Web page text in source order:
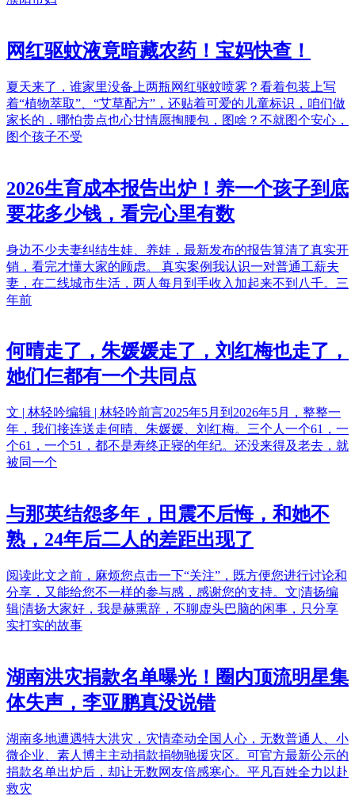
网红驱蚊液竟暗藏农药！宝妈快查！
夏天来了，谁家里没备上两瓶网红驱蚊喷雾？看着包装上写
着“植物萃取”、“艾草配方”，还贴着可爱的儿童标识，咱们做
家长的，哪怕贵点也心甘情愿掏腰包，图啥？不就图个安心，
图个孩子不受
2026生育成本报告出炉！养一个孩子到底
要花多少钱，看完心里有数
身边不少夫妻纠结生娃、养娃，最新发布的报告算清了真实开
销，看完才懂大家的顾虑。 真实案例我认识一对普通工薪夫
妻，在二线城市生活，两人每月到手收入加起来不到八千。三
年前
何晴走了，朱媛媛走了，刘红梅也走了，
她们仨都有一个共同点
文 | 林轻吟编辑 | 林轻吟前言2025年5月到2026年5月，整整一
年，我们接连送走何晴、朱媛媛、刘红梅。三个人一个61，一
个61，一个51，都不是寿终正寝的年纪。还没来得及老去，就
被同一个
与那英结怨多年，田震不后悔，和她不
熟，24年后二人的差距出现了
阅读此文之前，麻烦您点击一下“关注”，既方便您进行讨论和
分享，又能给您不一样的参与感，感谢您的支持。文|清扬编
辑|清扬大家好，我是赫熏辞，不聊虚头巴脑的闲事，只分享
实打实的故事
湖南洪灾捐款名单曝光！圈内顶流明星集
体失声，李亚鹏真没说错
湖南多地遭遇特大洪灾，灾情牵动全国人心，无数普通人、小
微企业、素人博主主动捐款捐物驰援灾区。可官方最新公示的
捐款名单出炉后，却让无数网友倍感寒心。平凡百姓全力以赴
救灾